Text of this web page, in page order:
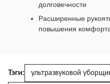
долговечности
Расширенные
повышения
Тэги: ультразвуковой